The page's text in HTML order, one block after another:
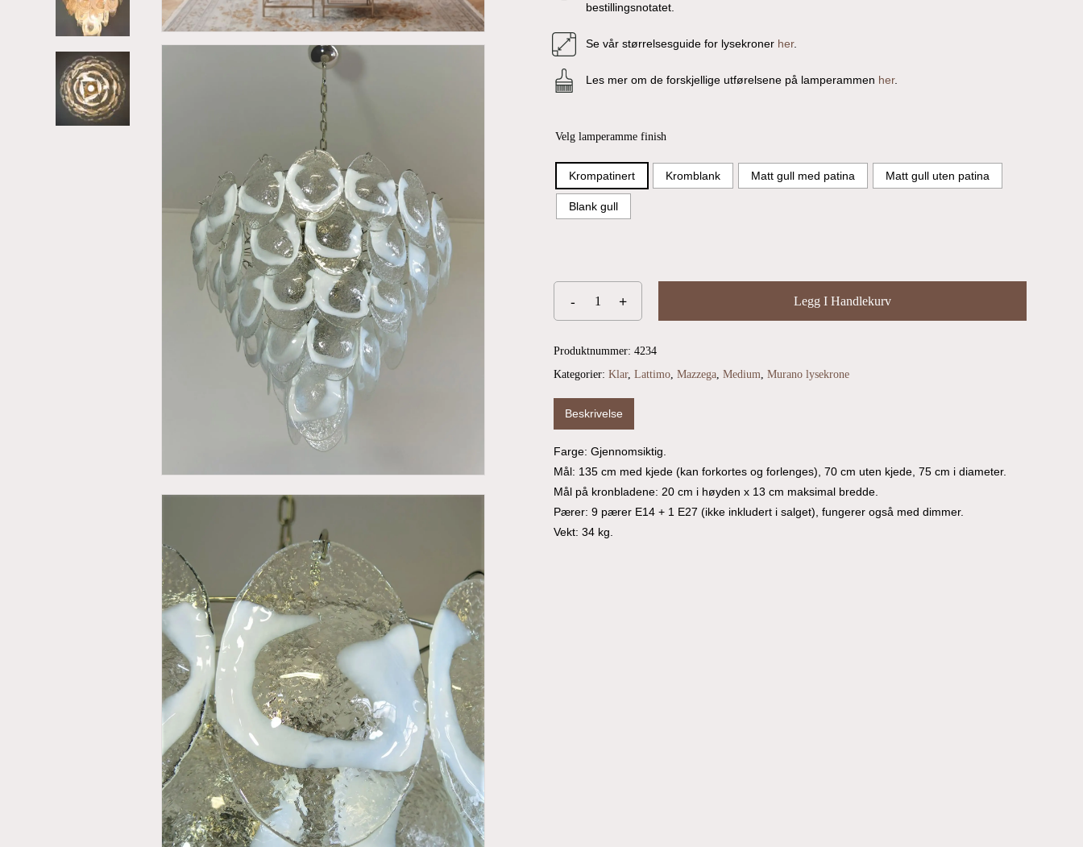
bestillingsnotatet.
Se vår størrelsesguide for lysekroner her.
Les mer om de forskjellige utførelsene på lamperammen her.
Velg lamperamme finish
Krompatinert Kromblank Matt gull med patina Matt gull uten patina
Blank gull
Legg I Handlekurv
Produktnummer: 4234
Kategorier: Klar, Lattimo, Mazzega, Medium, Murano lysekrone
Beskrivelse
Farge: Gjennomsiktig.
Mål: 135 cm med kjede (kan forkortes og forlenges), 70 cm uten kjede, 75 cm i diameter.
Mål på kronbladene: 20 cm i høyden x 13 cm maksimal bredde.
Pærer: 9 pærer E14 + 1 E27 (ikke inkludert i salget), fungerer også med dimmer.
Vekt: 34 kg.